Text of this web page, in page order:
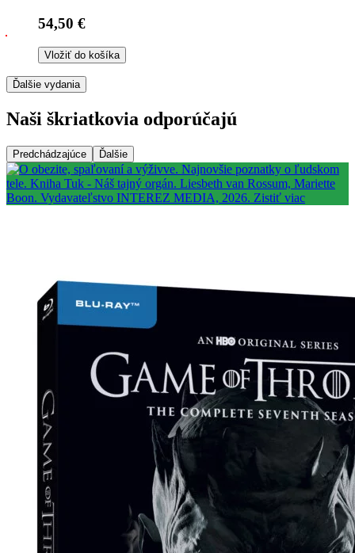
54,50 €
Vložiť do košíka
Ďalšie vydania
Naši škriatkovia odporúčajú
Predchádzajúce Ďalšie